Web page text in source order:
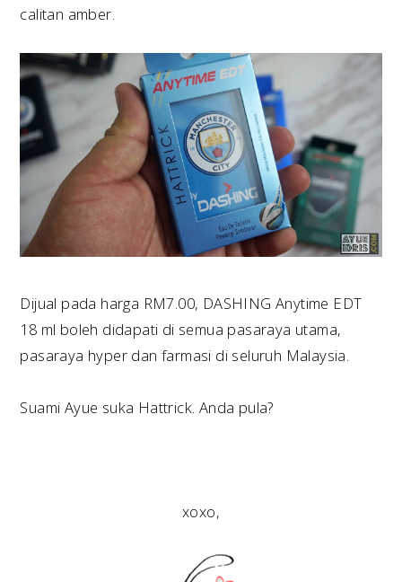
calitan amber.
Dijual pada harga RM7.00, DASHING Anytime EDT
18 ml boleh didapati di semua pasaraya utama,
pasaraya hyper dan farmasi di seluruh Malaysia.
Suami Ayue suka Hattrick. Anda pula?
xoxo,